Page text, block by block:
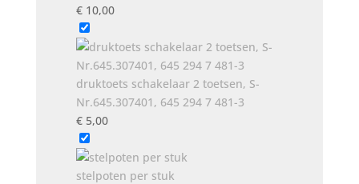
€10,00
druktoets schakelaar 2 toetsen, S-
Nr.645.307401, 645 294 7 481-3
€5,00
stelpoten per stuk